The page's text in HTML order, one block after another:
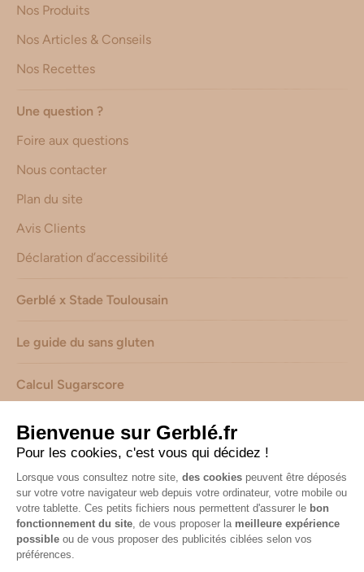
Nos Produits
Nos Articles & Conseils
Nos Recettes
Une question ?
Foire aux questions
Nous contacter
Plan du site
Avis Clients
Déclaration d’accessibilité
Gerblé x Stade Toulousain
Le guide du sans gluten
Calcul Sugarscore
Suivez-nous sur les réseaux !